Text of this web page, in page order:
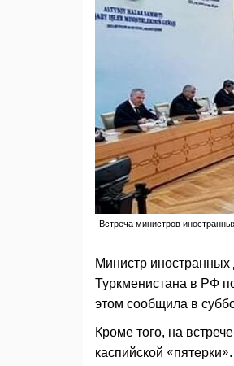
Встреча министров
Министр
Туркменистана в РФ
этом сообщила в
Кроме того, на
каспийской «пятерки».